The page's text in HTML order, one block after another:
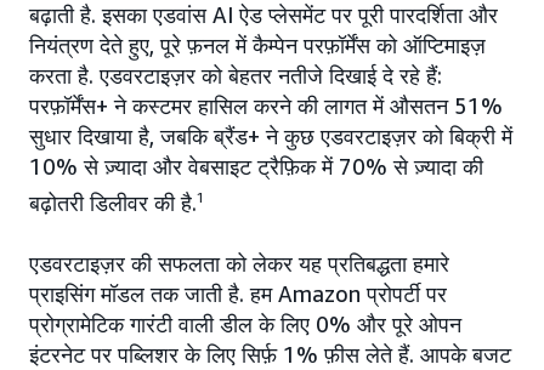
बढ़ाती है. इसका एडवांस AI ऐड प्लेसमेंट पर पूरी पारदर्शिता और
नियंत्रण देते हुए, पूरे फ़नल में कैम्पेन परफ़ॉर्मेंस को ऑप्टिमाइज़
करता है. एडवरटाइज़र को बेहतर नतीजे दिखाई दे रहे हैं:
परफ़ॉर्मेंस+ ने कस्टमर हासिल करने की लागत में औसतन 51%
सुधार दिखाया है, जबकि ब्रैंड+ ने कुछ एडवरटाइज़र को बिक्री में
10% से ज़्यादा और वेबसाइट ट्रैफ़िक में 70% से ज़्यादा की
बढ़ोतरी डिलीवर की है.1
एडवरटाइज़र की सफलता को लेकर यह प्रतिबद्धता हमारे
प्राइसिंग मॉडल तक जाती है. हम Amazon प्रोपर्टी पर
प्रोग्रामेटिक गारंटी वाली डील के लिए 0% और पूरे ओपन
इंटरनेट पर पब्लिशर के लिए सिर्फ़ 1% फ़ीस लेते हैं. आपके बजट